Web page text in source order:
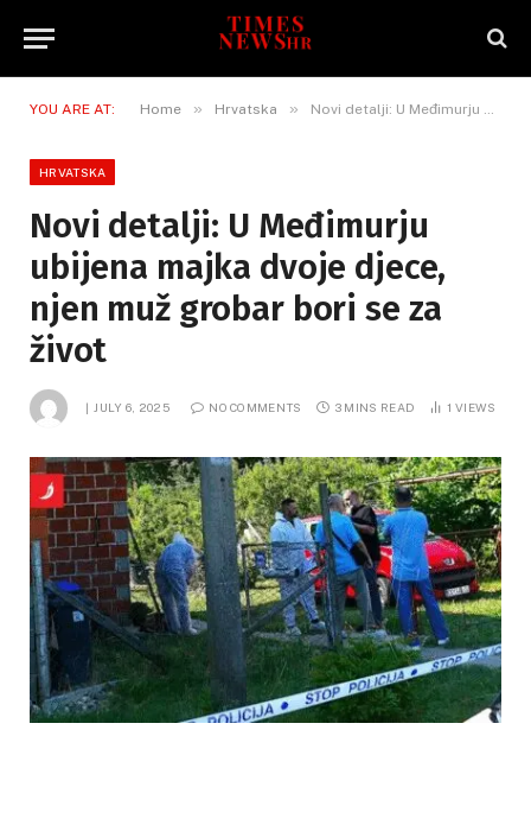
YOU ARE AT: Home » Hrvatska » Novi detalji: U Međimurju ubijena majka dvoje djece, njen muž grobar bori se za život
HRVATSKA
Novi detalji: U Međimurju
ubijena majka dvoje djece,
njen muž grobar bori se za
život
JULY 6, 2025 NO COMMENTS 3 MINS READ 1VIEWS